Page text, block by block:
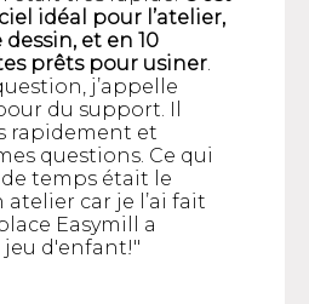
idéal pour l’atelier,
et en 10
prêts pour usiner.
j’appelle
du support. Il
rapidement et
questions. Ce qui
temps était le
car je l’ai fait
Easymill a
d'enfant!"